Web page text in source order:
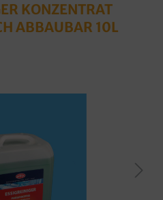
KONZENTRAT
ABBAUBAR 10L